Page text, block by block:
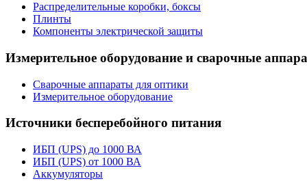
Распределительные коробки, боксы
Плинты
Компоненты электрической защиты
Измерительное оборудование и сварочные
Сварочные аппараты для оптики
Измерительное оборудование
Источники бесперебойного питания
ИБП (UPS) до 1000 ВА
ИБП (UPS) от 1000 ВА
Аккумуляторы